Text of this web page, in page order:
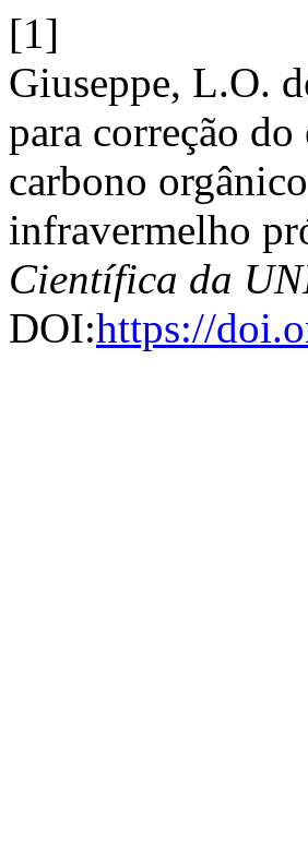
[1]
Giuseppe, L.O.
para correção
carbono
infravermelho
Científica da
DOI:https://